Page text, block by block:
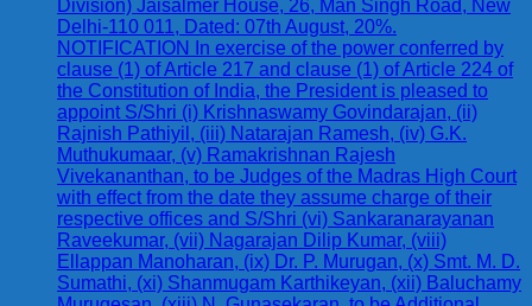
Division) Jaisalmer House, 26, Man Singh Road, New
Delhi-110 011, Dated: 07th August, 20%.
NOTIFICATION In exercise of the power conferred by
clause (1) of Article 217 and clause (1) of Article 224 of
the Constitution of India, the President is pleased to
appoint S/Shri (i) Krishnaswamy Govindarajan, (ii)
Rajnish Pathiyil, (iii) Natarajan Ramesh, (iv) G.K.
Muthukumaar, (v) Ramakrishnan Rajesh
Vivekananthan, to be Judges of the Madras High Court
with effect from the date they assume charge of their
respective offices and S/Shri (vi) Sankaranarayanan
Raveekumar, (vii) Nagarajan Dilip Kumar, (viii)
Ellappan Manoharan, (ix) Dr. P. Murugan, (x) Smt. M. D.
Sumathi, (xi) Shanmugam Karthikeyan, (xii) Baluchamy